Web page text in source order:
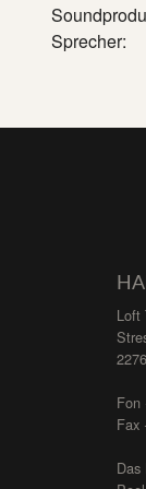
Sprecher:
Loft
Fon
Fax
Das